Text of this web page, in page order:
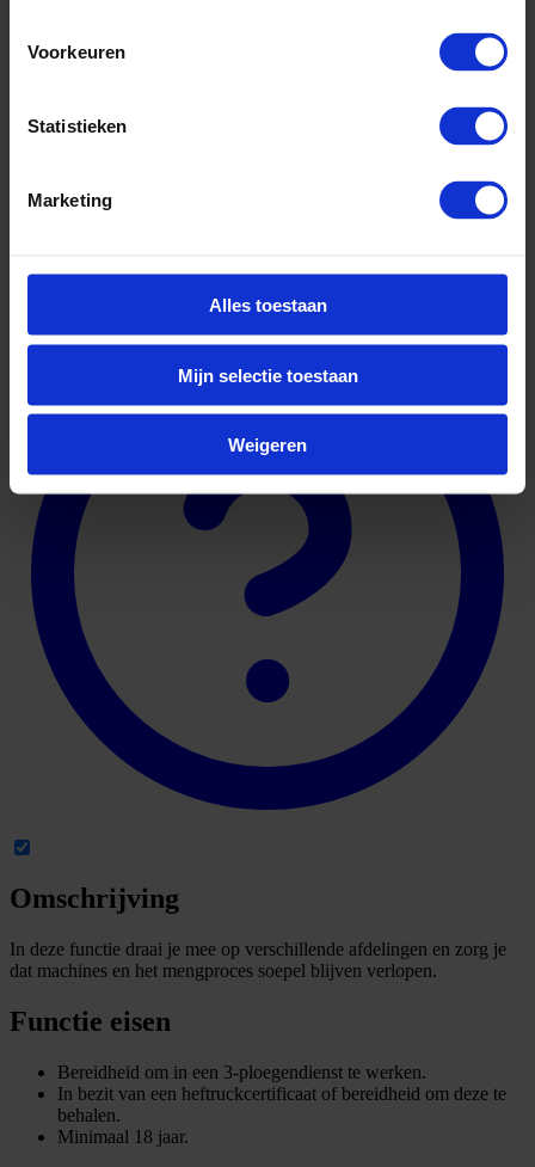
Voorkeuren
Statistieken
Marketing
Alles toestaan
Mijn selectie toestaan
Weigeren
Omschrijving
In deze functie draai je mee op verschillende afdelingen en zorg je
dat machines en het mengproces soepel blijven verlopen.
Functie eisen
Bereidheid om in een 3-ploegendienst te werken.
In bezit van een heftruckcertificaat of bereidheid om deze te
behalen.
Minimaal 18 jaar.